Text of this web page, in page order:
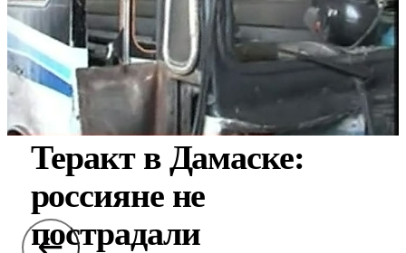
Теракт в Дамаске:
россияне не
пострадали